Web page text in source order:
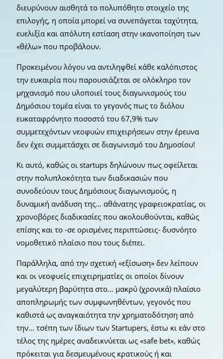
διευρύνουν αισθητά το πολυπόθητο στοιχείο της
επιλογής, η οποία μπορεί να συνεπάγεται ταχύτητα,
ευελιξία και απόλυτη εστίαση στην ικανοποίηση των
«θέλω» που προβάλουν.
Προκειμένου λόγου να αντιληφθεί κάθε καλόπιστος
την ευκαιρία που παρουσιάζεται σε ολόκληρο τον
μηχανισμό που υλοποιεί τους διαγωνισμούς του
Δημόσιου τομέα είναι το γεγονός πως το διόλου
ευκαταφρόνητο ποσοστό του 67,9% των
συμμετεχόντων νεοφυών επιχειρήσεων στην έρευνα
δεν έχει συμμετάσχει σε διαγωνισμό του Δημοσίου!
Κι αυτό, καθώς οι startups δηλώνουν πως οφείλεται
στην πολυπλοκότητα των διαδικασιών που
συνοδεύουν τους Δημόσιους διαγωνισμούς, η
δυναμική ανάδυση της… αθάνατης γραφειοκρατίας, οι
χρονοβόρες διαδικασίες που ακολουθούνται, καθώς
επίσης και το -σε ορισμένες περιπτώσεις- δυσνόητο
νομοθετικό πλαίσιο που τους διέπει.
Παράλληλα, από την σχετική «εξίσωση» δεν λείπουν
και οι νεοφυείς επιχειρηματίες οι οποίοι δίνουν
μεγαλύτερη βαρύτητα στο… μακρύ (χρονικά) πλαίσιο
αποπληρωμής των συμφωνηθέντων, γεγονός που
καθιστά ως αναγκαιότητα την χρηματοδότηση από
την… τσέπη των ίδιων των Startupers, έστω κι εάν στο
τέλος της ημέρες αναδεικνύεται ως «safe bet», καθώς
πρόκειται για δεσμευμένους κρατικούς ή και